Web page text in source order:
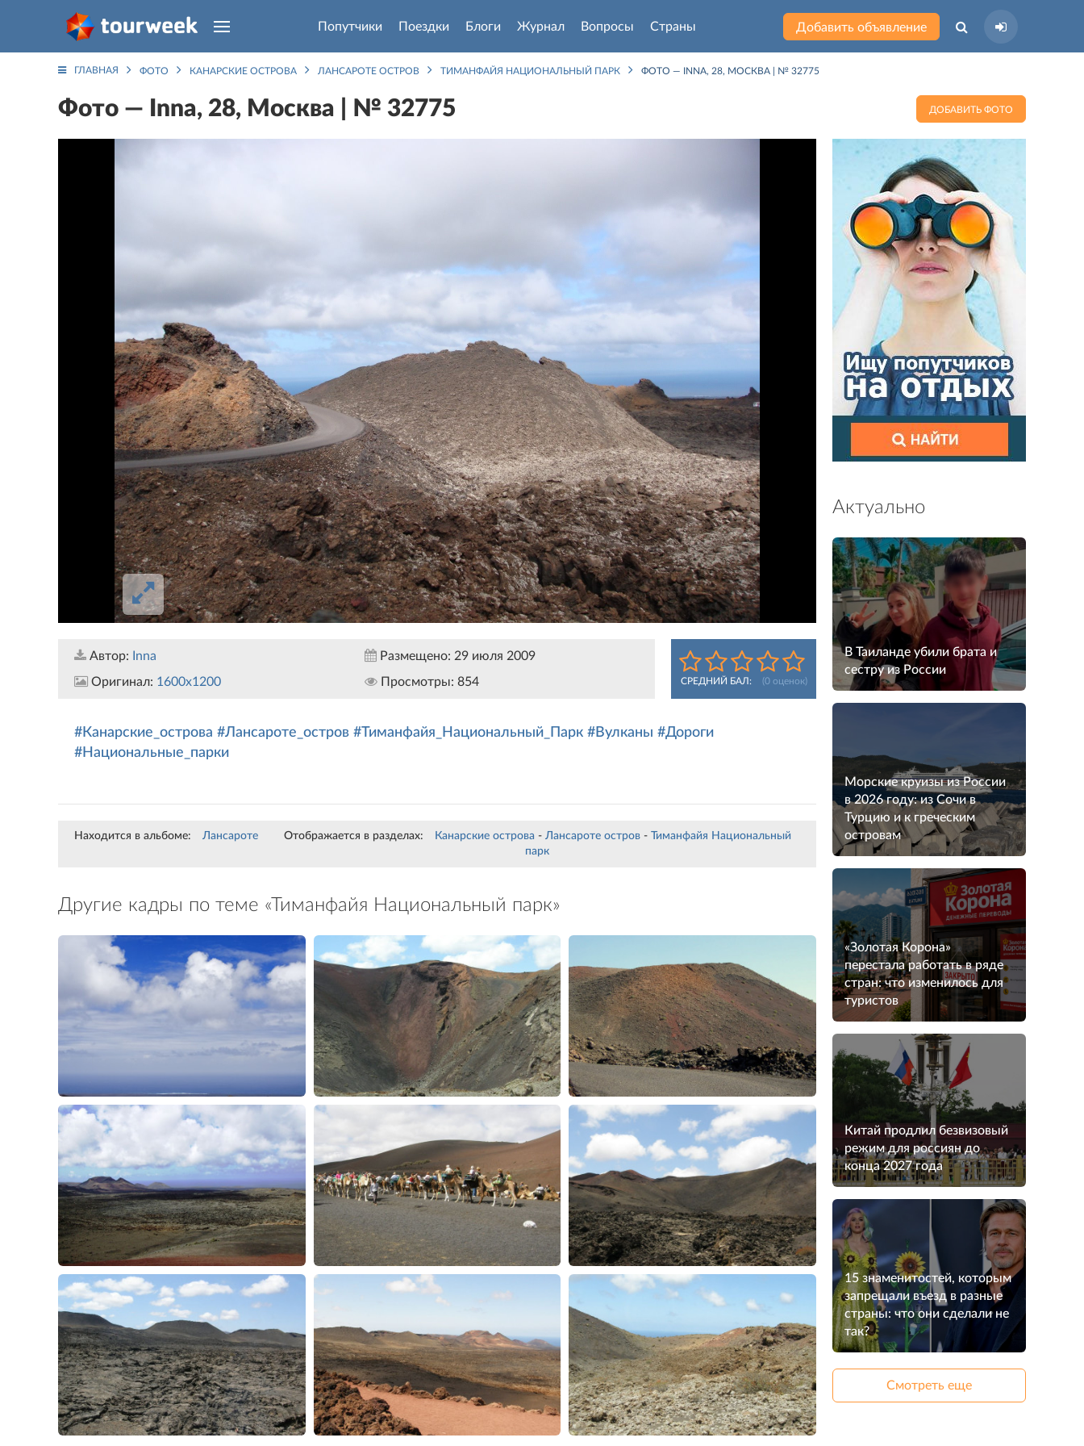
Попутчики Поездки Блоги Журнал Вопросы Страны Добавить объявление
ГЛАВНАЯ ФОТО КАНАРСКИЕ ОСТРОВА ЛАНСАРОТЕ ОСТРОВ ТИМАНФАЙЯ НАЦИОНАЛЬНЫЙ ПАРК ФОТО — INNA, 28, МОСКВА | № 32775
Фото — Inna, 28, Москва | № 32775 ДОБАВИТЬ ФОТО
Автор:
Inna
Оригинал: 1600x1200
Размещено: 29 июля 2009
Просмотры: 854 СРЕДНИЙ БАЛ: (0оценок)
#Канарские_острова #Лансароте_остров #Тиманфайя_Национальный_Парк #Вулканы #Дороги
#Национальные_парки
Находится в альбоме: Лансароте Отображается в разделах: Канарские острова - Лансароте остров- Тиманфайя Национальный
парк
Другие кадры по теме «Тиманфайя Национальный парк»
Актуально
В Таиланде убили брата и
сестру из России
Морские круизы из России
в 2026 году: из Сочи в
Турцию и к греческим
островам
«Золотая Корона»
перестала работать в ряде
стран: что изменилось для
туристов
Китай продлил безвизовый
режим для россиян до
конца 2027 года
15 знаменитостей, которым
запрещали въезд в разные
страны: что они сделали не
так?
Смотреть еще